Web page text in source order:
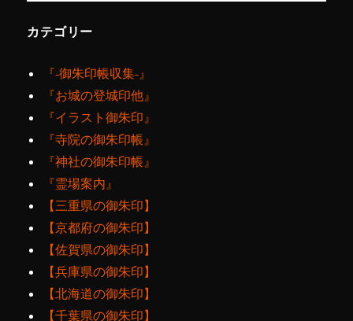
カテゴリー
『‐御朱印帳収集‐』
『お城の登城印他』
『イラスト御朱印』
『寺院の御朱印帳』
『神社の御朱印帳』
『霊場案内』
【三重県の御朱印】
【京都府の御朱印】
【佐賀県の御朱印】
【兵庫県の御朱印】
【北海道の御朱印】
【千葉県の御朱印】